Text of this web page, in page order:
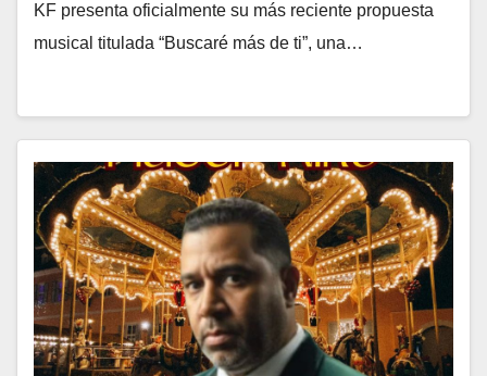
KF presenta oficialmente su más reciente propuesta
musical titulada “Buscaré más de ti”, una…